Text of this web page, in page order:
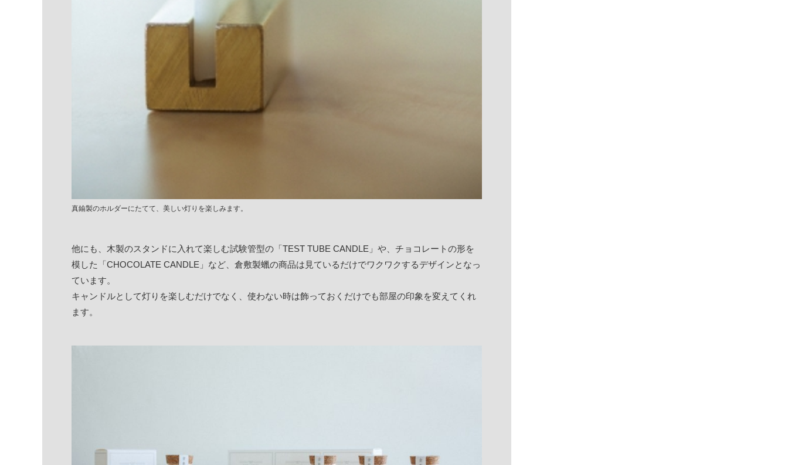
真鍮製のホルダーにたてて、美しい灯りを楽しみます。
他にも、木製のスタンドに入れて楽しむ試験管型の「TEST TUBE CANDLE」や、チョコレートの形を
模した「CHOCOLATE CANDLE」など、倉敷製蠟の商品は見ているだけでワクワクするデザインとなっ
ています。
キャンドルとして灯りを楽しむだけでなく、使わない時は飾っておくだけでも部屋の印象を変えてくれ
ます。